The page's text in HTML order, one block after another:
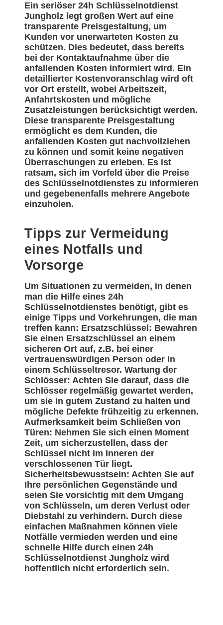
Ein seriöser 24h Schlüsselnotdienst
Jungholz legt großen Wert auf eine
transparente Preisgestaltung, um
Kunden vor unerwarteten Kosten zu
schützen. Dies bedeutet, dass bereits
bei der Kontaktaufnahme über die
anfallenden Kosten informiert wird. Ein
detaillierter Kostenvoranschlag wird oft
vor Ort erstellt, wobei Arbeitszeit,
Anfahrtskosten und mögliche
Zusatzleistungen berücksichtigt werden.
Diese transparente Preisgestaltung
ermöglicht es dem Kunden, die
anfallenden Kosten gut nachvollziehen
zu können und somit keine negativen
Überraschungen zu erleben. Es ist
ratsam, sich im Vorfeld über die Preise
des Schlüsselnotdienstes zu informieren
und gegebenenfalls mehrere Angebote
einzuholen.
Tipps zur Vermeidung
eines Notfalls und
Vorsorge
Um Situationen zu vermeiden, in denen
man die Hilfe eines 24h
Schlüsselnotdienstes benötigt, gibt es
einige Tipps und Vorkehrungen, die man
treffen kann: Ersatzschlüssel: Bewahren
Sie einen Ersatzschlüssel an einem
sicheren Ort auf, z.B. bei einer
vertrauenswürdigen Person oder in
einem Schlüsseltresor. Wartung der
Schlösser: Achten Sie darauf, dass die
Schlösser regelmäßig gewartet werden,
um sie in gutem Zustand zu halten und
mögliche Defekte frühzeitig zu erkennen.
Aufmerksamkeit beim Schließen von
Türen: Nehmen Sie sich einen Moment
Zeit, um sicherzustellen, dass der
Schlüssel nicht im Inneren der
verschlossenen Tür liegt.
Sicherheitsbewusstsein: Achten Sie auf
Ihre persönlichen Gegenstände und
seien Sie vorsichtig mit dem Umgang
von Schlüsseln, um deren Verlust oder
Diebstahl zu verhindern. Durch diese
einfachen Maßnahmen können viele
Notfälle vermieden werden und eine
schnelle Hilfe durch einen 24h
Schlüsselnotdienst Jungholz wird
hoffentlich nicht erforderlich sein.